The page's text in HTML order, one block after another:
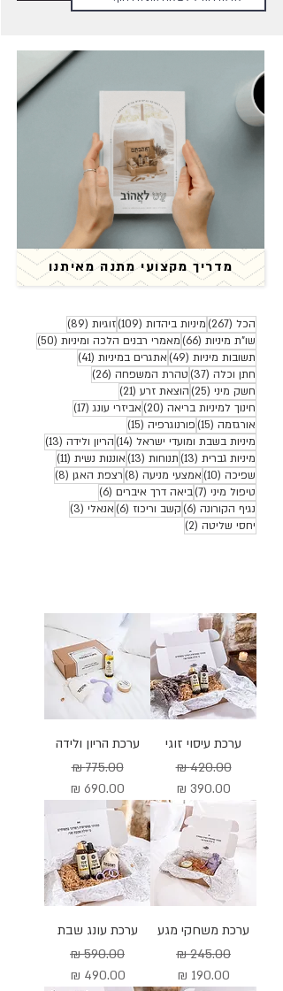
מדריך מקצועי מתנה מאיתנו
הכל (267) 267 פוסטים
מיניות ביהדות (109) 109 פוסטים
זוגיות (89)
89 פוסטים
שו"ת מיניות (66) 66 פוסטים
מאמרי רבנים הלכה ומיניות (50)
50 פוסטים
תשובות מיניות (49) 49 פוסטים
אתגרים במיניות (41)
41 פוסטים
חתן וכלה (37) 37 פוסטים
טהרת המשפחה (26)
26 פוסטים
חשק מיני (25) 25 פוסטים
הוצאת זרע (21)
21 פוסטים
חינוך למיניות בריאה (20) 20 פוסטים
אביזרי עונג (17)
17 פוסטים
אורגזמה (15) 15 פוסטיםפורנוגרפיה (15)
15 פוסטים
מיניות בשבת ומועדי ישראל (14) 14 פוסטיםהריון ולידה (13)
13 פוסטים
מיניות גברית (13) 13 פוסטיםתנוחות (13) 13 פוסטיםאוננות נשית (11)
11 פוסטים
שפיכה (10) 10 פוסטיםאמצעי מניעה (8) 8 פוסטיםרצפת האגן (8)
8 פוסטים
טיפול מיני (7) 7 פוסטיםביאה דרך איברים (6)
6 פוסטים
נגיף הקורונה (6) 6 פוסטיםקשב וריכוז (6) 6 פוסטיםאנאלי (3)
3 פוסטים
יחסי שליטה (2) 2 פוסטים
ערכת עיסוי זוגי
מחיר רגיל
‏420.00 ‏₪
מחיר מבצע
ערכת הריון ולידה
מחיר רגיל
‏775.00 ‏₪
מחיר מבצע
ערכת משחקי מגע
מחיר רגיל
מחיר מבצע
ערכת עונג שבת
מחיר רגיל
מחיר מבצע